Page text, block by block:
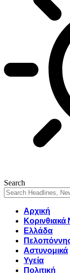
Search
Αρχική
Κορινθιακά
Ελλάδα
Αστυνομικά
Υγεία
Πολιτική